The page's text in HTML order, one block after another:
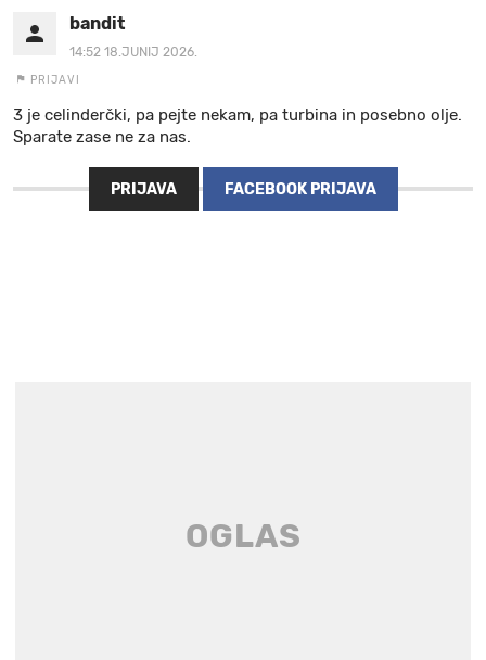
bandit
14:52 18.JUNIJ 2026.
PRIJAVI
3 je celinderčki, pa pejte nekam, pa turbina in posebno olje.
Sparate zase ne za nas.
PRIJAVA FACEBOOK PRIJAVA